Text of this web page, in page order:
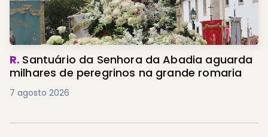
R. Santuário da Senhora da Abadia aguarda
milhares de peregrinos na grande romaria
7 agosto 2026